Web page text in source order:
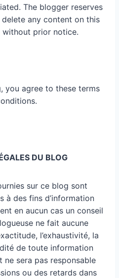
The blogger reserves
any content on this
prior notice.
you agree to these terms
DU BLOG
sur ce blog sont
à des fins d’information
en aucun cas un conseil
ne fait aucune
l’exhaustivité, la
de toute information
ne sera pas responsable
ou des retards dans